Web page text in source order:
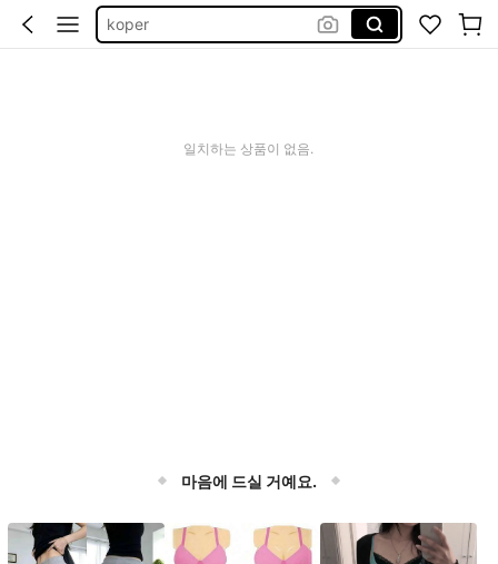
koper
valise
キャリーケース
일치하는 상품이 없음.
마음에 드실 거예요.